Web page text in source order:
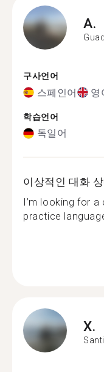
A.
구사언어
스페인어 영
학습언어
독일어
이상적인 대화 상
I’m looking for
practice
X.